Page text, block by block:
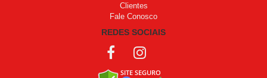
Clientes
Fale Conosco
REDES SOCIAIS